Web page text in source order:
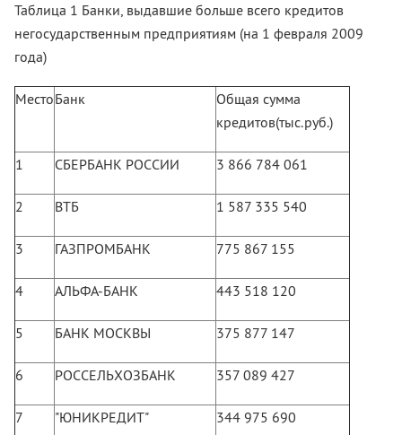
Таблица 1 Банки, выдавшие больше всего кредитов
негосударственным предприятиям (на 1 февраля 2009
года)
МестоБанк
Общая сумма
кредитов(тыс.руб.)
1 СБЕРБАНК РОССИИ 3 866 784 061
2 ВТБ 1 587 335 540
3 ГАЗПРОМБАНК 775 867 155
4 АЛЬФА-БАНК 443 518 120
5 БАНК МОСКВЫ 375 877 147
6 РОССЕЛЬХОЗБАНК 357 089 427
7 "ЮНИКРЕДИТ" 344 975 690